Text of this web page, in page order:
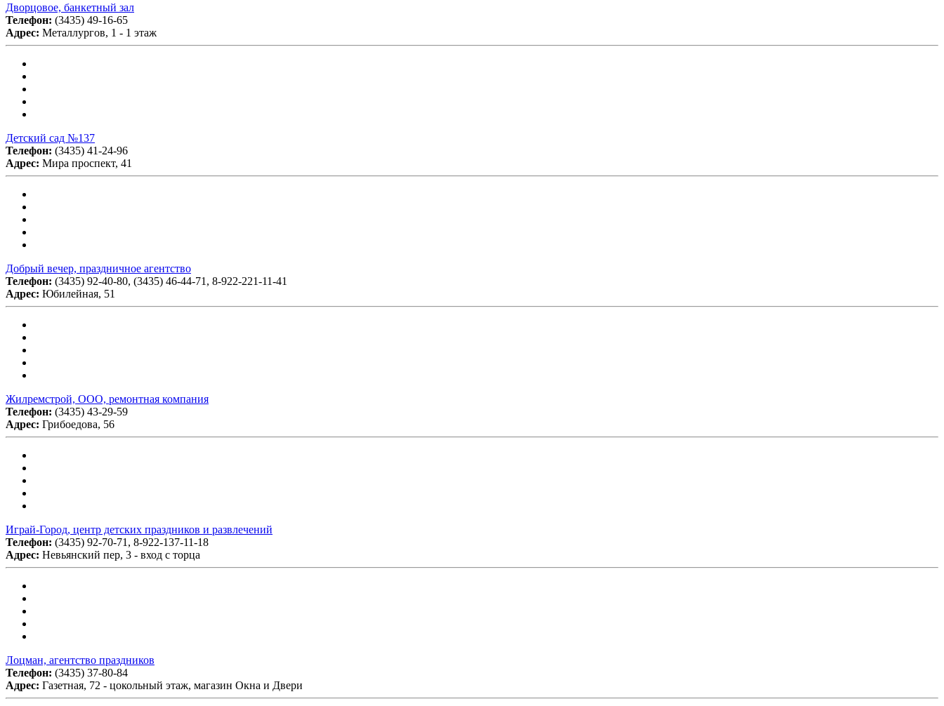
Дворцовое, банкетный зал
Телефон: (3435) 49-16-65
Адрес: Металлургов, 1 - 1 этаж
Детский сад №137
Телефон: (3435) 41-24-96
Адрес: Мира проспект, 41
Добрый вечер, праздничное агентство
Телефон: (3435) 92-40-80, (3435) 46-44-71, 8-922-221-11-41
Адрес: Юбилейная, 51
Жилремстрой, ООО, ремонтная компания
Телефон: (3435) 43-29-59
Адрес: Грибоедова, 56
Играй-Город, центр детских праздников и развлечений
Телефон: (3435) 92-70-71, 8-922-137-11-18
Адрес: Невьянский пер, 3 - вход с торца
Лоцман, агентство праздников
Телефон: (3435) 37-80-84
Адрес: Газетная, 72 - цокольный этаж, магазин Окна и Двери